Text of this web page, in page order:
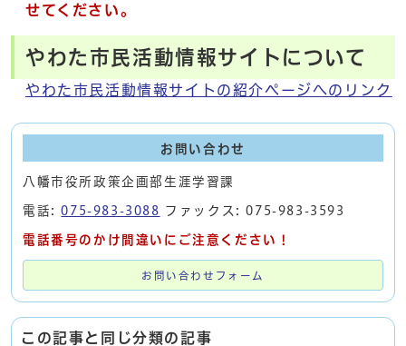
せてください。
やわた市民活動情報サイトについて
やわた市民活動情報サイトの紹介ページへのリンク
お問い合わせ
八幡市役所政策企画部生涯学習課
電話:075-983-3088 ファックス: 075-983-3593
電話番号のかけ間違いにご注意ください！
お問い合わせフォーム
この記事と同じ分類の記事